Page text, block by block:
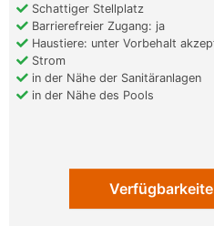
Schattiger Stellplatz
Barrierefreier Zugang: ja
Haustiere: unter Vorbehalt
Strom
in der Nähe der Sanitäranlagen
in der Nähe des Pools